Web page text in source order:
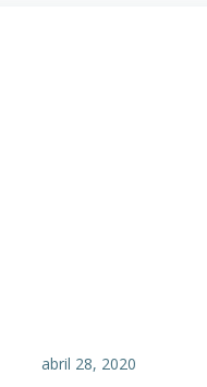
abril 28, 2020